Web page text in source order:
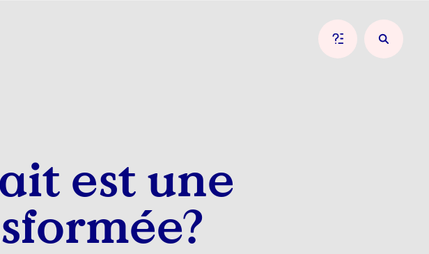
est une